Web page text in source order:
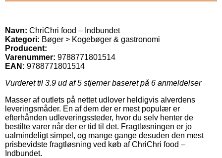
Navn: ChriChri food – Indbundet
Kategori: Bøger > Kogebøger & gastronomi
Producent:
Varenummer: 9788771801514
EAN: 9788771801514
Vurderet til 3.9 ud af 5 stjerner baseret på 6 anmeldelser
Masser af outlets på nettet udlover heldigvis alverdens
leveringsmåder. En af dem der er mest populær er
efterhånden udleveringssteder, hvor du selv henter de
bestilte varer når der er tid til det. Fragtløsningen er jo
ualmindeligt simpel, og mange gange desuden den mest
prisbevidste fragtløsning ved køb af ChriChri food –
Indbundet.